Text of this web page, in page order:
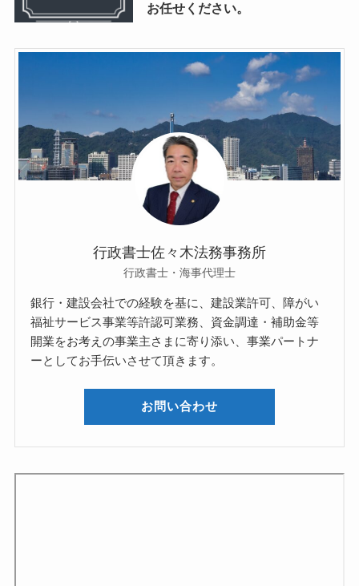
お任せください。
行政書士佐々木法務事務所
行政書士・海事代理士
銀行・建設会社での経験を基に、建設業許可、障がい
福祉サービス事業等許認可業務、資金調達・補助金等
開業をお考えの事業主さまに寄り添い、事業パートナ
ーとしてお手伝いさせて頂きます。
お問い合わせ